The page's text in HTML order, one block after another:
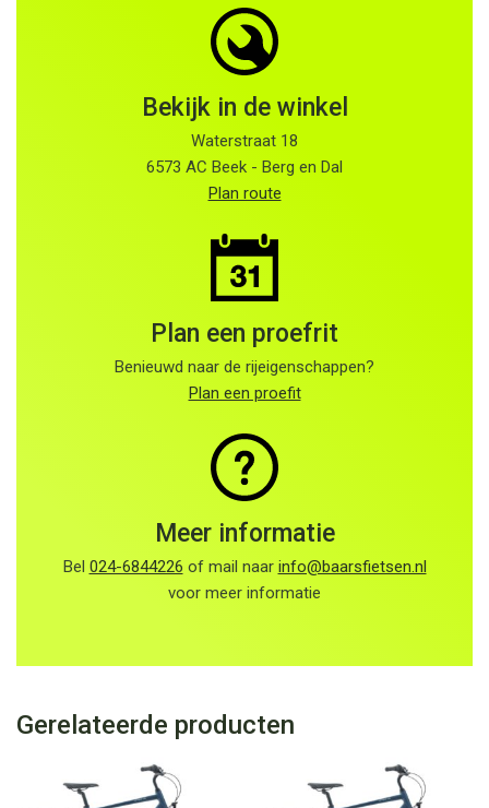
Bekijk in de winkel
Waterstraat 18
6573 AC Beek - Berg en Dal
Plan route
Plan een proefrit
Benieuwd naar de rijeigenschappen?
Plan een proefit
Meer informatie
Bel 024-6844226 of mail naar info@baarsfietsen.nl
voor meer informatie
Gerelateerde producten